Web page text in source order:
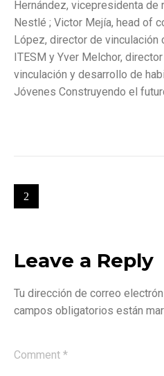
Hernández, vicepresidenta de
Nestlé ; Victor Mejía, head of
López, director de vinculación
ITESM y Yver Melchor,
vinculación y desarrollo de
Jóvenes Construyendo el
Leave a Reply
Tu dirección de correo
campos obligatorios están